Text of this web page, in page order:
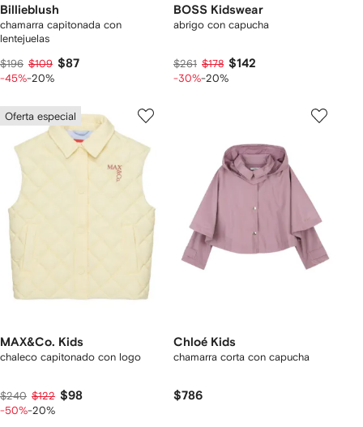
Billieblush
chamarra capitonada con
lentejuelas
$196 $109 $87
-45%-20%
BOSS Kidswear
abrigo con capucha
$261 $178 $142
-30%-20%
Oferta especial
MAX&Co. Kids
chaleco capitonado con logo
$240 $122 $98
-50%-20%
Chloé Kids
chamarra corta con capucha
$786